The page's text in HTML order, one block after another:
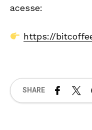
acesse:
https://
SHARE